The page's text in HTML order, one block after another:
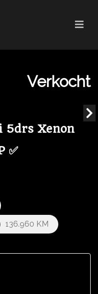
Verkocht
5drs Xenon
✅
136.960 KM